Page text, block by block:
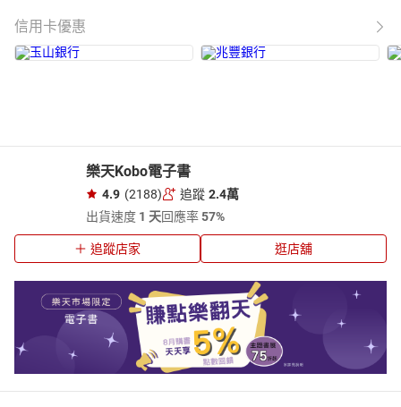
信用卡優惠
樂天Kobo電子書
4.9 (2188) 追蹤 2.4萬
出貨速度 1 天回應率57%
追蹤店家 逛店舖